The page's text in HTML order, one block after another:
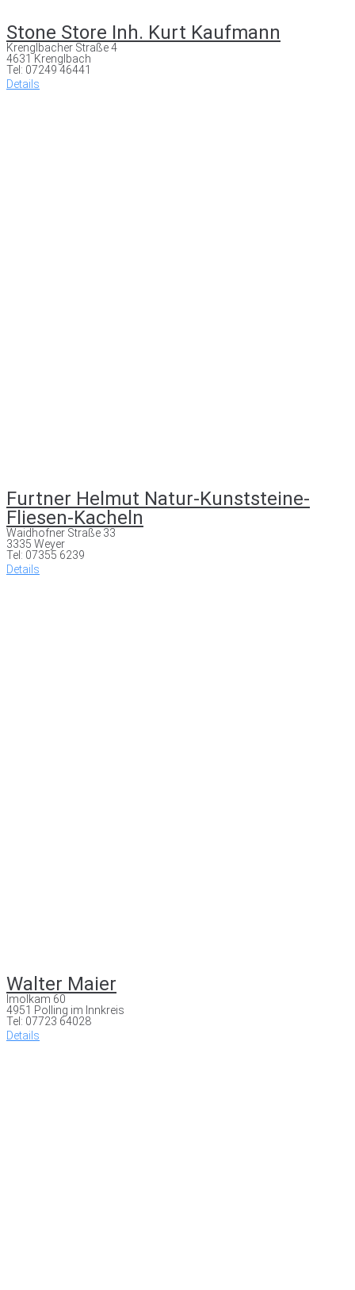
Stone Store Inh. Kurt Kaufmann
Krenglbacher Straße 4
4631 Krenglbach
Tel: 07249 46441
Details
Furtner Helmut Natur-Kunststeine-
Fliesen-Kacheln
Waidhofner Straße 33
3335 Weyer
Tel: 07355 6239
Details
Walter Maier
Imolkam 60
4951 Polling im Innkreis
Tel: 07723 64028
Details